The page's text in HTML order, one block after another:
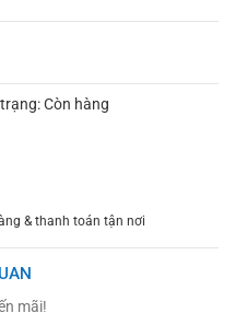
Còn hàng
& thanh toán tận nơi
mãi!